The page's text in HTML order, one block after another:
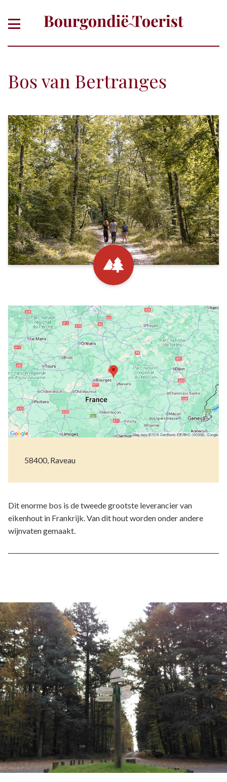
Bos van Bertranges
58400, Raveau
Dit enorme bos is de tweede grootste leverancier van
eikenhout in Frankrijk. Van dit hout worden onder andere
wijnvaten gemaakt.